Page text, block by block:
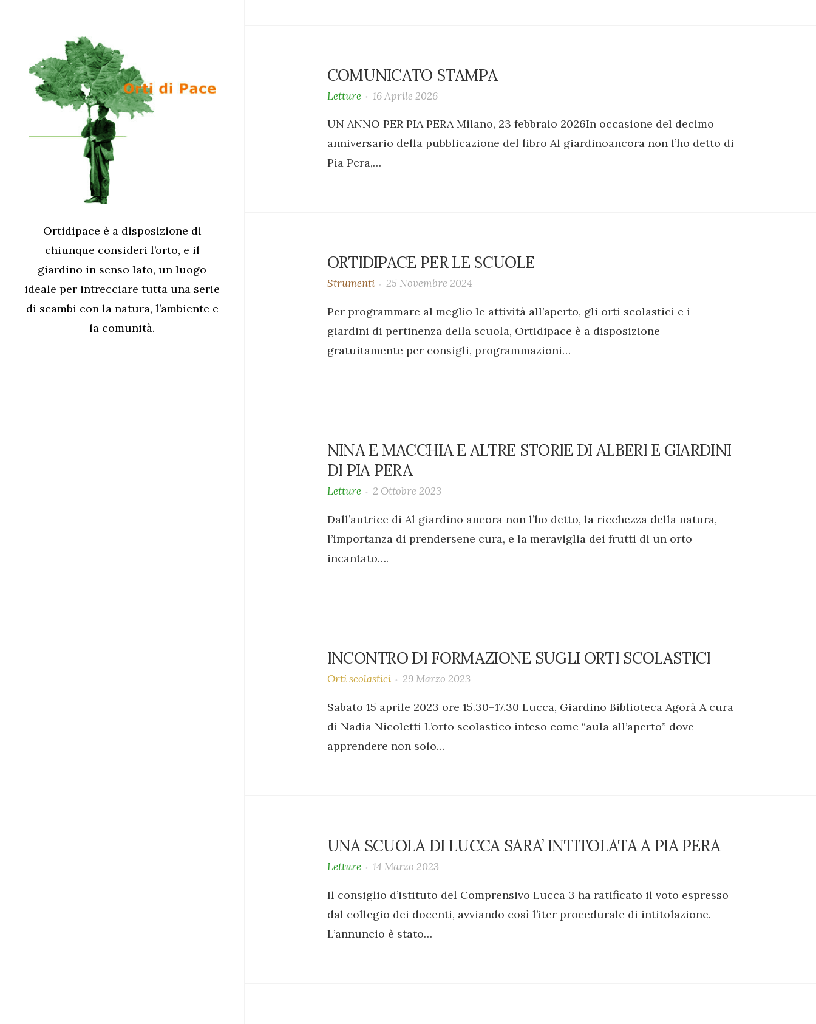
Ortidipace è a disposizione di
chiunque consideri l’orto, e il
giardino in senso lato, un luogo
ideale per intrecciare tutta una serie
di scambi con la natura, l’ambiente e
la comunità.
COMUNICATO STAMPA
Letture 16 Aprile 2026
UN ANNO PER PIA PERA Milano, 23 febbraio 2026In occasione del decimo
anniversario della pubblicazione del libro Al giardinoancora non l’ho detto di
Pia Pera,…
ORTIDIPACE PER LE SCUOLE
Strumenti 25 Novembre 2024
Per programmare al meglio le attività all’aperto, gli orti scolastici e i
giardini di pertinenza della scuola, Ortidipace è a disposizione
gratuitamente per consigli, programmazioni…
NINA E MACCHIA E ALTRE STORIE DI ALBERI E GIARDINI
DI PIA PERA
Letture 2 Ottobre 2023
Dall’autrice di Al giardino ancora non l’ho detto, la ricchezza della natura,
l’importanza di prendersene cura, e la meraviglia dei frutti di un orto
incantato….
INCONTRO DI FORMAZIONE SUGLI ORTI SCOLASTICI
Orti scolastici 29 Marzo 2023
Sabato 15 aprile 2023 ore 15.30–17.30 Lucca, Giardino Biblioteca Agorà A cura
di Nadia Nicoletti L’orto scolastico inteso come “aula all’aperto” dove
apprendere non solo…
UNA SCUOLA DI LUCCA SARA’ INTITOLATA A PIA PERA
Letture 14 Marzo 2023
Il consiglio d’istituto del Comprensivo Lucca 3 ha ratificato il voto espresso
dal collegio dei docenti, avviando così l’iter procedurale di intitolazione.
L’annuncio è stato…